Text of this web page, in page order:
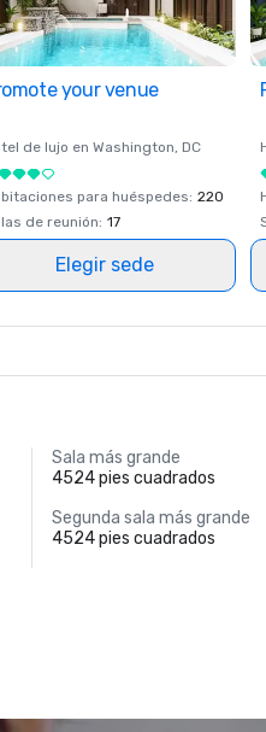
your venue
de lujo en Washington, DC
para huéspedes: 220
de reunión: 17
Elegir sede
Sala más grande
4524 pies cuadrados
Segunda sala más grande
4524 pies cuadrados